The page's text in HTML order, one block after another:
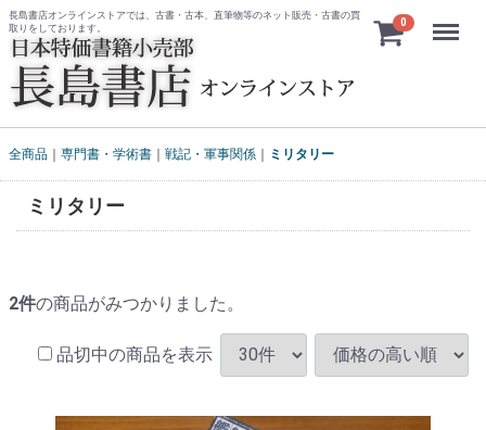
長島書店オンラインストアでは、古書・古本、直筆物等のネット販売・古書の買
取りをしております。
0 Menu
全商品 専門書・学術書 戦記・軍事関係 ミリタリー
ミリタリー
2件の商品がみつかりました。
品切中の商品を表示